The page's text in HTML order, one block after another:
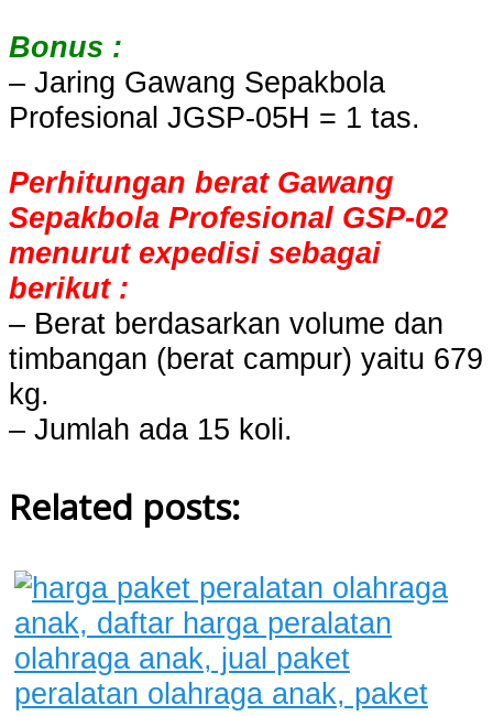
Bonus :
– Jaring Gawang Sepakbola
Profesional JGSP-05H = 1 tas.
Perhitungan berat Gawang
Sepakbola Profesional GSP-02
menurut expedisi sebagai
berikut :
– Berat berdasarkan volume dan
timbangan (berat campur) yaitu 679
kg.
– Jumlah ada 15 koli.
Related posts: